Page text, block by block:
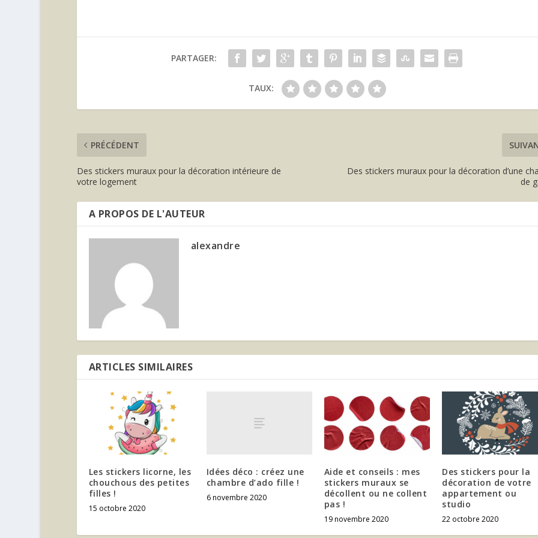
PARTAGER:
TAUX:
PRÉCÉDENT
Des stickers muraux pour la décoration intérieure de
votre logement
Des stickers muraux pour la décoration d’une
de
A PROPOS DE L'AUTEUR
alexandre
ARTICLES SIMILAIRES
Les stickers licorne, les
chouchous des petites
filles !
15 octobre 2020
Idées déco : créez une
chambre d’ado fille !
6 novembre 2020
Aide et conseils : mes
stickers muraux se
décollent ou ne collent
pas !
19 novembre 2020
Des stickers pour la
décoration de votre
appartement ou
studio
22 octobre 2020